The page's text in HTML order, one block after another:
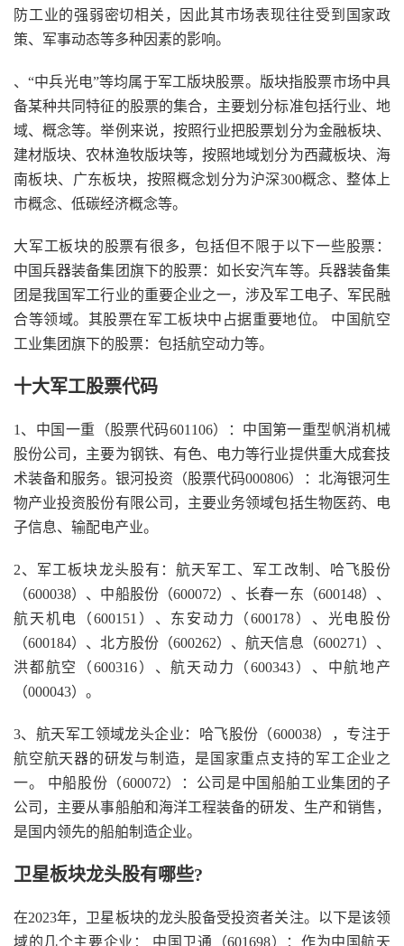
防工业的强弱密切相关，因此其市场表现往往受到国家政
策、军事动态等多种因素的影响。
、“中兵光电”等均属于军工版块股票。版块指股票市场中具
备某种共同特征的股票的集合，主要划分标准包括行业、地
域、概念等。举例来说，按照行业把股票划分为金融板块、
建材版块、农林渔牧版块等，按照地域划分为西藏板块、海
南板块、广东板块，按照概念划分为沪深300概念、整体上
市概念、低碳经济概念等。
大军工板块的股票有很多，包括但不限于以下一些股票：
中国兵器装备集团旗下的股票：如长安汽车等。兵器装备集
团是我国军工行业的重要企业之一，涉及军工电子、军民融
合等领域。其股票在军工板块中占据重要地位。 中国航空
工业集团旗下的股票：包括航空动力等。
十大军工股票代码
1、中国一重（股票代码601106）：中国第一重型帆消机械
股份公司，主要为钢铁、有色、电力等行业提供重大成套技
术装备和服务。银河投资（股票代码000806）：北海银河生
物产业投资股份有限公司，主要业务领域包括生物医药、电
子信息、输配电产业。
2、军工板块龙头股有：航天军工、军工改制、哈飞股份
（600038）、中船股份（600072）、长春一东（600148）、
航天机电（600151）、东安动力（600178）、光电股份
（600184）、北方股份（600262）、航天信息（600271）、
洪都航空（600316）、航天动力（600343）、中航地产
（000043）。
3、航天军工领域龙头企业：哈飞股份（600038），专注于
航空航天器的研发与制造，是国家重点支持的军工企业之
一。 中船股份（600072）：公司是中国船舶工业集团的子
公司，主要从事船舶和海洋工程装备的研发、生产和销售，
是国内领先的船舶制造企业。
卫星板块龙头股有哪些?
在2023年，卫星板块的龙头股备受投资者关注。以下是该领
域的几个主要企业： 中国卫通（601698）：作为中国航天